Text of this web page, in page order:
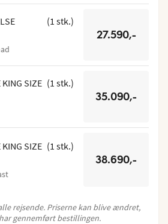
(1 stk.)
27.590,-
SIZE (1 stk.)
35.090,-
SIZE (1 stk.)
38.690,-
rejsende. Priserne kan blive ændret,
gennemført bestillingen.